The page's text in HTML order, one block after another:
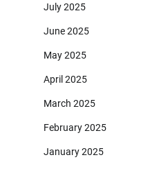
July 2025
June 2025
May 2025
April 2025
March 2025
February 2025
January 2025